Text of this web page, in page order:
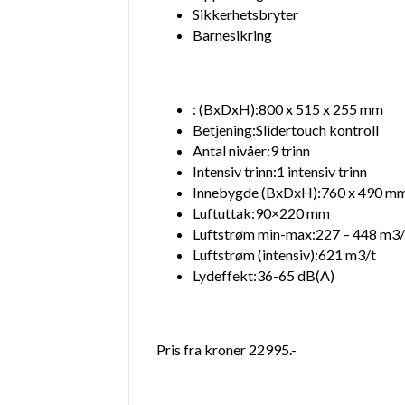
Sikkerhetsbryter
Barnesikring
Dimensions
: (BxDxH):800 x 515 x 255 mm
Betjening:Slidertouch kontroll
Antal nivåer:9 trinn
Intensiv trinn:1 intensiv trinn
Innebygde (BxDxH):760 x 490
Luftuttak:90×220 mm
Luftstrøm min-max:227 – 448
Luftstrøm (intensiv):621 m3/t
Lydeffekt:36-65 dB(A)
Pris fra kroner 22995.-